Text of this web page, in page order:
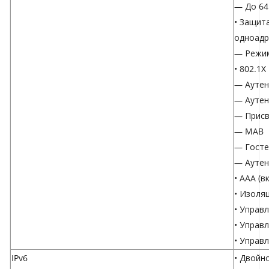
— До 64
•
—
• 802.1X
—
—
—
— MAB
—
—
• AAA
•
•
•
•
IPv6
•